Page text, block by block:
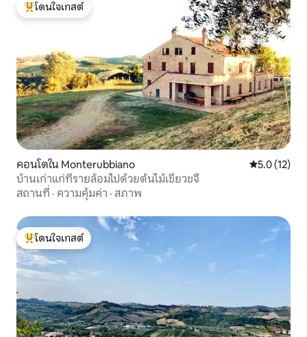
โดนใจเกสต์ที่สุด
โดนใจเกสต์
คอนโดใน Monterubbiano คะแนนเฉลี่ย
5.0 (12)
บ้านเก่าแก่ที่รายล้อมไปด้วยต้นไม้เขียวขจี
สถานที่ · ความคุ้มค่า · สภาพ
โดนใจเกสต์ที่สุด
โดนใจเกสต์